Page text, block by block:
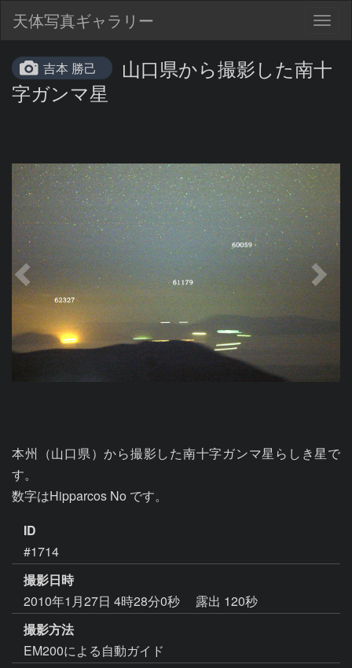
天体写真ギャラリー
吉本 勝己
山口県から撮影した南十
字ガンマ星
本州（山口県）から撮影した南十字ガンマ星らしき星で
す。
数字はHipparcos No です。
ID
#1714
撮影日時
2010年1月27日 4時28分0秒
露出 120秒
撮影方法
EM200による自動ガイド